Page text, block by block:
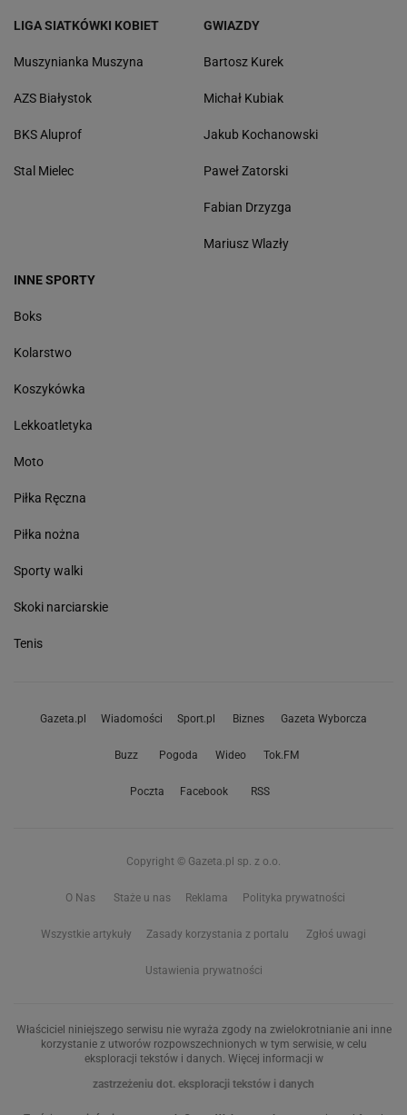
LIGA SIATKÓWKI KOBIET
Muszynianka Muszyna
AZS Białystok
BKS Aluprof
Stal Mielec
GWIAZDY
Bartosz Kurek
Michał Kubiak
Jakub Kochanowski
Paweł Zatorski
Fabian Drzyzga
Mariusz Wlazły
INNE SPORTY
Boks
Kolarstwo
Koszykówka
Lekkoatletyka
Moto
Piłka Ręczna
Piłka nożna
Sporty walki
Skoki narciarskie
Tenis
Gazeta.pl Wiadomości Sport.pl Biznes Gazeta Wyborcza
Buzz Pogoda Wideo Tok.FM
Poczta Facebook RSS
Copyright © Gazeta.pl sp. z o.o.
O Nas Staże u nas Reklama Polityka prywatności
Wszystkie artykuły Zasady korzystania z portalu Zgłoś uwagi
Ustawienia prywatności
Właściciel niniejszego serwisu nie wyraża zgody na zwielokrotnianie ani inne
korzystanie z utworów rozpowszechnionych w tym serwisie, w celu
eksploracji tekstów i danych. Więcej informacji w
zastrzeżeniu dot. eksploracji tekstów i danych